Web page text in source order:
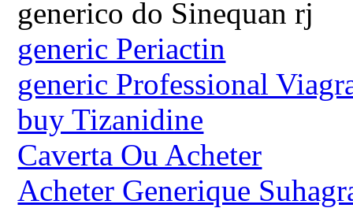
generico do Sinequan rj
generic Periactin
generic Professional
buy Tizanidine
Caverta Ou Acheter
Acheter Generique